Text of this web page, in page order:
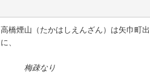
高橋煙山（たかはしえんざん）は矢巾町
に、
梅疎なり